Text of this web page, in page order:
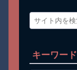
キーワード